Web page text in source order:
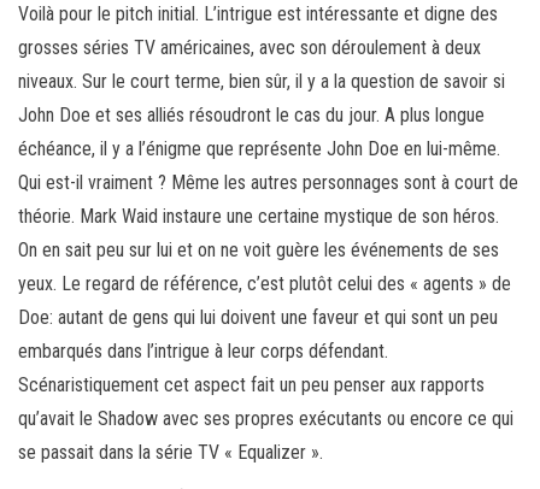
Voilà pour le pitch initial. L’intrigue est intéressante et digne des
grosses séries TV américaines, avec son déroulement à deux
niveaux. Sur le court terme, bien sûr, il y a la question de savoir si
John Doe et ses alliés résoudront le cas du jour. A plus longue
échéance, il y a l’énigme que représente John Doe en lui-même.
Qui est-il vraiment ? Même les autres personnages sont à court de
théorie. Mark Waid instaure une certaine mystique de son héros.
On en sait peu sur lui et on ne voit guère les événements de ses
yeux. Le regard de référence, c’est plutôt celui des « agents » de
Doe: autant de gens qui lui doivent une faveur et qui sont un peu
embarqués dans l’intrigue à leur corps défendant.
Scénaristiquement cet aspect fait un peu penser aux rapports
qu’avait le Shadow avec ses propres exécutants ou encore ce qui
se passait dans la série TV « Equalizer ».